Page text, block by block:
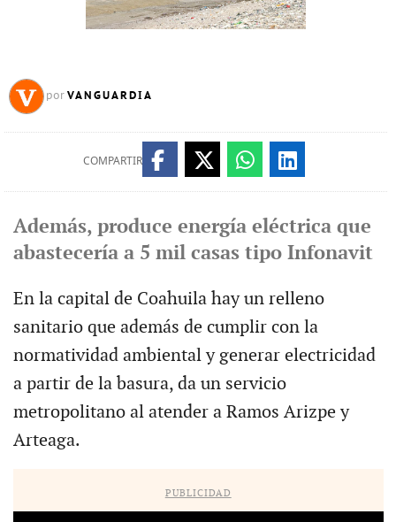
por VANGUARDIA
COMPARTIR
Además, produce energía eléctrica que
abastecería a 5 mil casas tipo Infonavit
En la capital de Coahuila hay un relleno
sanitario que además de cumplir con la
normatividad ambiental y generar electricidad
a partir de la basura, da un servicio
metropolitano al atender a Ramos Arizpe y
Arteaga.
PUBLICIDAD